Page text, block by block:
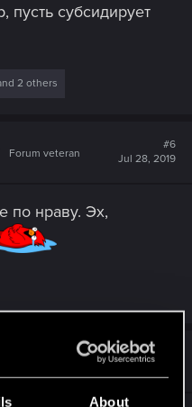
About
пусть субсидирует
2 others
Forum veteran
#6
Jul 28, 2019
по нраву. Эх,